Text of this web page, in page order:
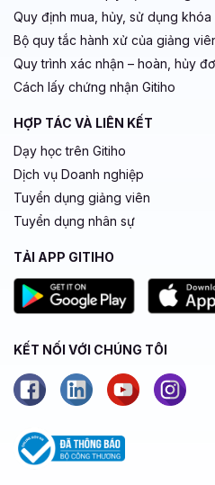
Quy định mua, hủy, sử dụng khóa
Bộ quy tắc hành xử của giảng
Quy trình xác nhận – hoàn, hủy
Cách lấy chứng nhận Gitiho
HỢP TÁC VÀ LIÊN KẾT
Dạy học trên Gitiho
Dịch vụ Doanh nghiệp
Tuyển dụng giảng viên
Tuyển dụng nhân sự
TẢI APP GITIHO
KẾT NỐI VỚI CHÚNG TÔI